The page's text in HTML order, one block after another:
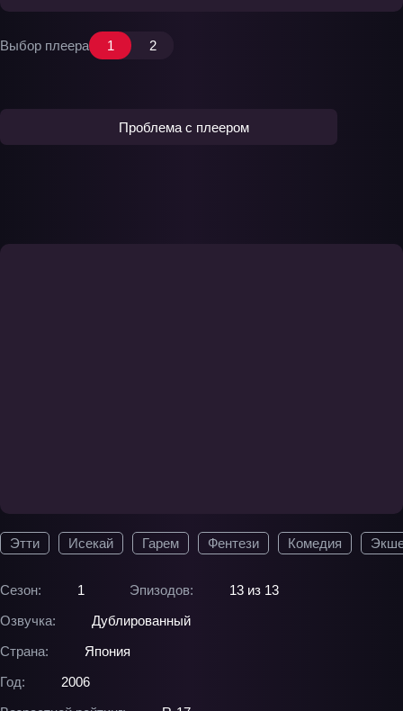
Этти Исекай Гарем Фентези Комедия
Сезон: 1 Эпизодов:
13 из 13
Озвучка:
Дублированный
Страна:
Япония
Год:
2006
Выбор плеера 1 2
Проблема с плеером